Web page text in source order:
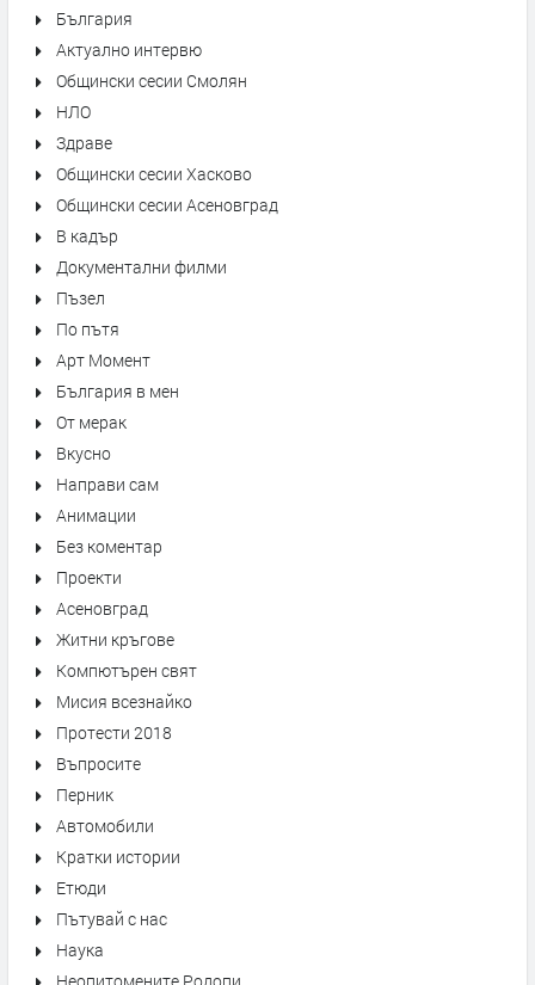
България
Актуално интервю
Общински сесии Смолян
НЛО
Здраве
Общински сесии Хасково
Общински сесии Асеновград
В кадър
Документални филми
Пъзел
По пътя
Арт Момент
България в мен
От мерак
Вкусно
Направи сам
Анимации
Без коментар
Проекти
Асеновград
Житни кръгове
Компютърен свят
Мисия всезнайко
Протести 2018
Въпросите
Перник
Автомобили
Кратки истории
Етюди
Пътувай с нас
Наука